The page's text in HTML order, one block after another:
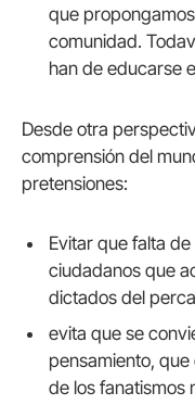
que
comunidad.
han de educarse
Desde otra
comprensión del
pretensiones:
Evitar que falta
ciudadanos que
dictados del
evita que se
pensamiento,
de los fanatismos